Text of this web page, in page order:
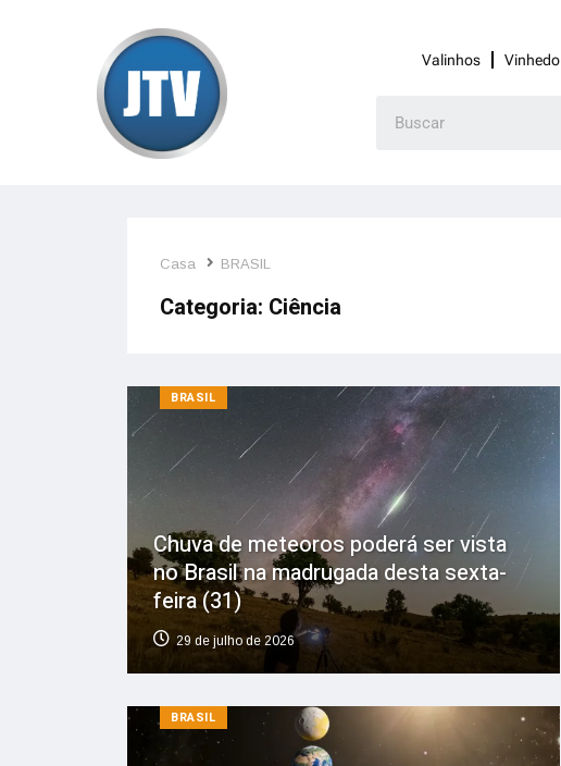
Valinhos Vinhedo
Casa BRASIL
Categoria: Ciência
BRASIL
Chuva de meteoros poderá ser vista
no Brasil na madrugada desta sexta-
feira (31)
29 de julho de 2026
BRASIL